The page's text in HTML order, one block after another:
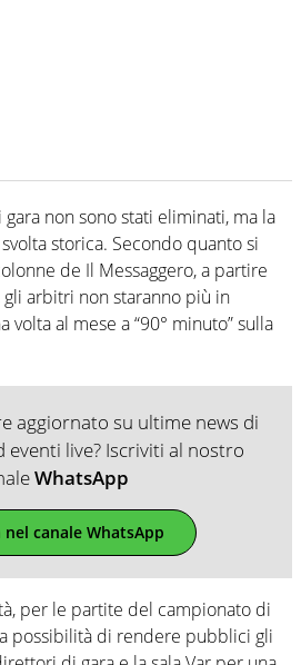
non sono stati eliminati, ma la
storica. Secondo quanto si
de Il Messaggero, a partire
arbitri non staranno più in
volta al mese a “90° minuto” sulla
aggiornato su ultime news di
live? Iscriviti al nostro
WhatsApp
nel canale WhatsApp
per le partite del campionato di
possibilità di rendere pubblici gli